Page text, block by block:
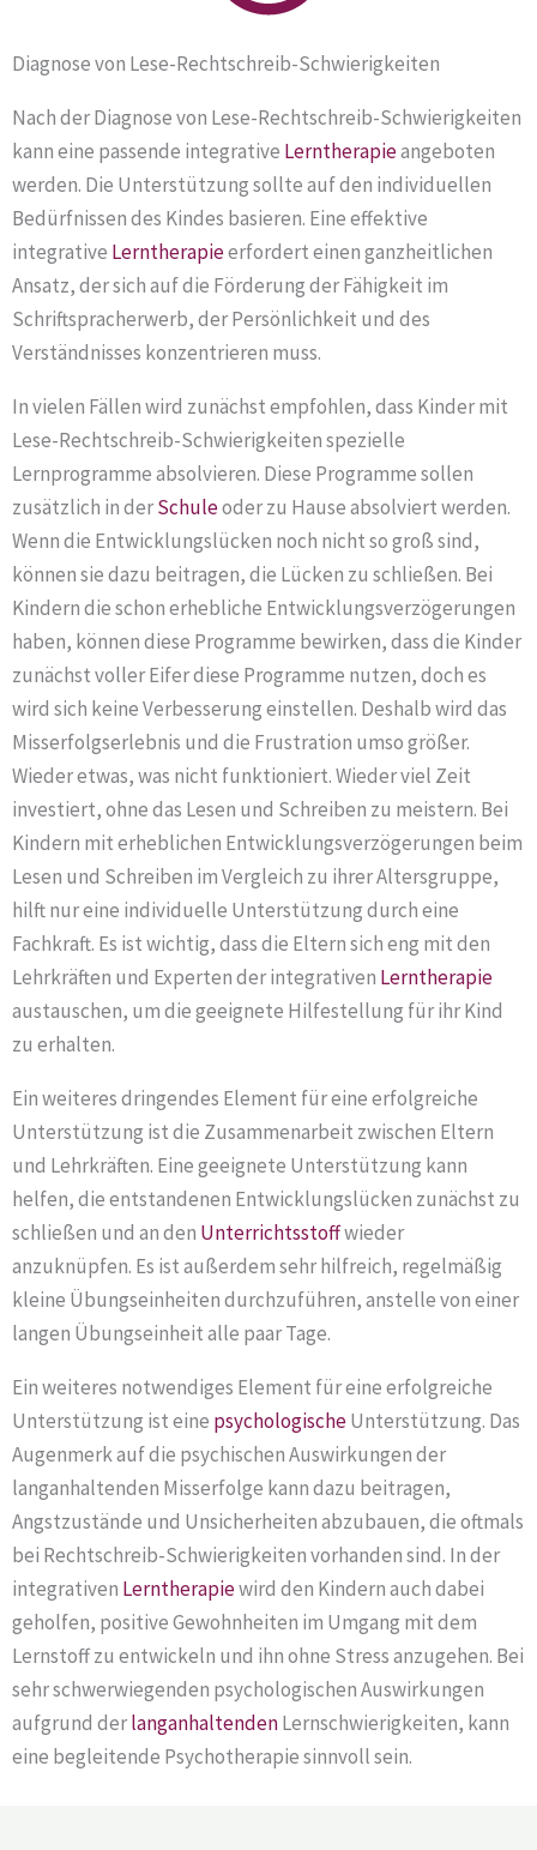
Diagnose von Lese-Rechtschreib-Schwierigkeiten
Nach der Diagnose von Lese-Rechtschreib-Schwierigkeiten
kann eine passende integrative Lerntherapieangeboten
werden. Die Unterstützung sollte auf den individuellen
Bedürfnissen des Kindes basieren. Eine effektive
integrative Lerntherapieerfordert einen ganzheitlichen
Ansatz, der sich auf die Förderung der Fähigkeit im
Schriftspracherwerb, der Persönlichkeit und des
Verständnisses konzentrieren muss.
In vielen Fällen wird zunächst empfohlen, dass Kinder mit
Lese-Rechtschreib-Schwierigkeiten spezielle
Lernprogramme absolvieren. Diese Programme sollen
zusätzlich in derSchuleoder zu Hause absolviert werden.
Wenn die Entwicklungslücken noch nicht so groß sind,
können sie dazu beitragen, die Lücken zu schließen. Bei
Kindern die schon erhebliche Entwicklungsverzögerungen
haben, können diese Programme bewirken, dass die Kinder
zunächst voller Eifer diese Programme nutzen, doch es
wird sich keine Verbesserung einstellen. Deshalb wird das
Misserfolgserlebnis und die Frustration umso größer.
Wieder etwas, was nicht funktioniert. Wieder viel Zeit
investiert, ohne das Lesen und Schreiben zu meistern. Bei
Kindern mit erheblichen Entwicklungsverzögerungen beim
Lesen und Schreiben im Vergleich zu ihrer Altersgruppe,
hilft nur eine individuelle Unterstützung durch eine
Fachkraft. Es ist wichtig, dass die Eltern sich eng mit den
Lehrkräften und Experten der integrativen Lerntherapie
austauschen, um die geeignete Hilfestellung für ihr Kind
zu erhalten.
Ein weiteres dringendes Element für eine erfolgreiche
Unterstützung ist die Zusammenarbeit zwischen Eltern
und Lehrkräften. Eine geeignete Unterstützung kann
helfen, die entstandenen Entwicklungslücken zunächst zu
schließen und an den Unterrichtsstoffwieder
anzuknüpfen. Es ist außerdem sehr hilfreich, regelmäßig
kleine Übungseinheiten durchzuführen, anstelle von einer
langen Übungseinheit alle paar Tage.
Ein weiteres notwendiges Element für eine erfolgreiche
Unterstützung ist eine psychologischeUnterstützung. Das
Augenmerk auf die psychischen Auswirkungen der
langanhaltenden Misserfolge kann dazu beitragen,
Angstzustände und Unsicherheiten abzubauen, die oftmals
bei Rechtschreib-Schwierigkeiten vorhanden sind. In der
integrativen Lerntherapiewird den Kindern auch dabei
geholfen, positive Gewohnheiten im Umgang mit dem
Lernstoff zu entwickeln und ihn ohne Stress anzugehen. Bei
sehr schwerwiegenden psychologischen Auswirkungen
aufgrund derlanganhaltendenLernschwierigkeiten, kann
eine begleitende Psychotherapie sinnvoll sein.